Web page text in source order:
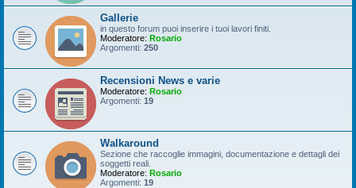
Gallerie
in questo forum puoi inserire i tuoi lavori finiti.
Moderatore: Rosario
Argomenti: 250
Recensioni News e varie
Moderatore: Rosario
Argomenti: 19
Walkaround
Sezione che raccoglie immagini, documentazione e dettagli dei
soggetti reali.
Moderatore: Rosario
Argomenti: 19